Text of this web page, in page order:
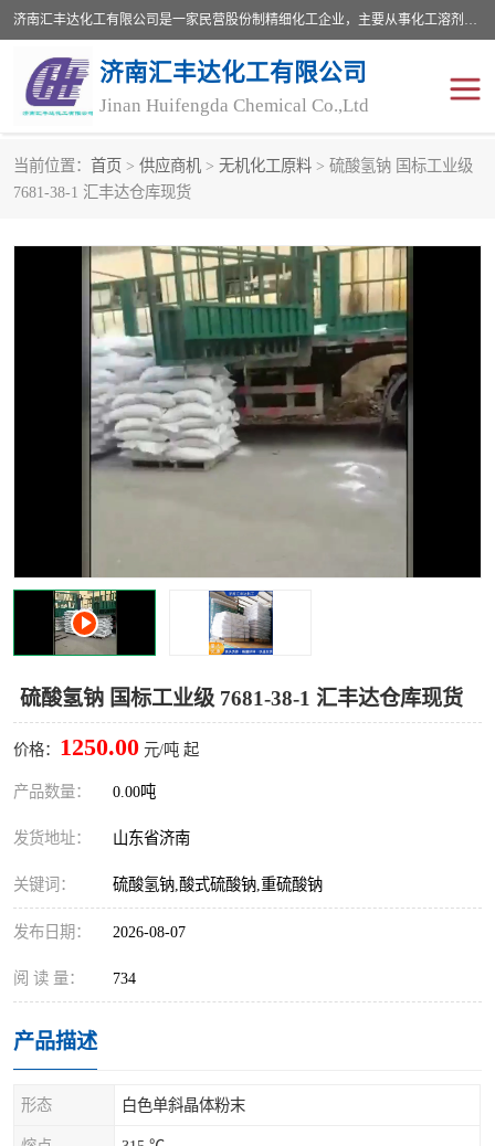
济南汇丰达化工有限公司是一家民营股份制精细化工企业，主要从事化工溶剂、药用辅料、合成中间体等深加工产品的研制开发、生产、销售和进出口贸易。主营产品：环氧丙烷，十二烷基苯，甲基磺酸，磺酸，DMF，DMAC，甘油，苯甲醇，乙酰氯，甲基丙烯酸，甲基丙烯酸甲酯，叔丁醇，异辛酸，二乙烯三胺，一乙，二乙‎，三乙醇胺，原乙酸三甲酯等化工产品及中间体。欢迎各界朋友洽谈咨询业务。
济南汇丰达化工有限公司
Jinan Huifengda Chemical Co.,Ltd
当前位置： 首页 > 供应商机 > 无机化工原料 > 硫酸氢钠 国标工业级
7681-38-1 汇丰达仓库现货
硫酸氢钠 国标工业级 7681-38-1 汇丰达仓库现货
价格： 1250.00 元/吨 起
产品数量： 0.00吨
发货地址： 山东省济南
关键词： 硫酸氢钠,酸式硫酸钠,重硫酸钠
发布日期： 2026-08-07
阅 读 量： 734
产品描述
形态 白色单斜晶体粉末
胺类
醇类 醚类
酚类
羧酸衍生物 无机化工原料
有机溶剂
添加剂助剂 十二烷基苯
丙二醇甲醚醋酸酯 丙酸乙酯
醛类
酯类
烷烃化工原料 合成中间体